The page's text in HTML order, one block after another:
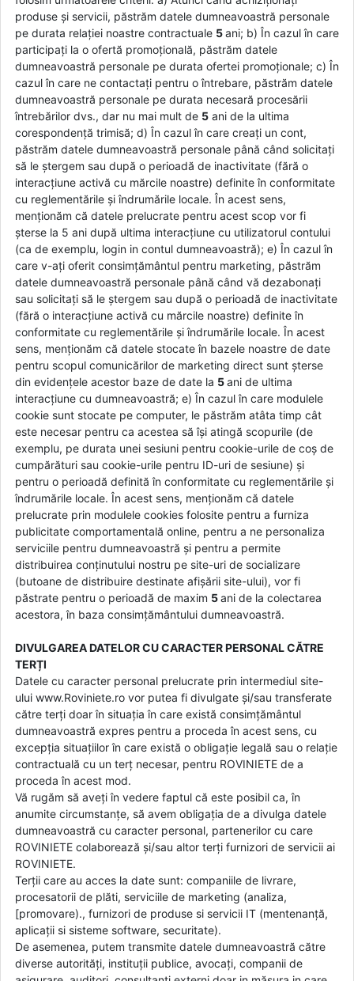
produse și servicii, păstrăm datele dumneavoastră personale
pe durata relației noastre contractuale 5ani; b) În cazul în care
participați la o ofertă promoțională, păstrăm datele
dumneavoastră personale pe durata ofertei promoționale; c) În
cazul în care ne contactați pentru o întrebare, păstrăm datele
dumneavoastră personale pe durata necesară procesării
întrebărilor dvs., dar nu mai mult de 5ani de la ultima
corespondență trimisă; d) În cazul în care creați un cont,
păstrăm datele dumneavoastră personale până când solicitați
să le ștergem sau după o perioadă de inactivitate (fără o
interacțiune activă cu mărcile noastre) definite în conformitate
cu reglementările și îndrumările locale. În acest sens,
menționăm că datele prelucrate pentru acest scop vor fi
șterse la 5 ani după ultima interacțiune cu utilizatorul contului
(ca de exemplu, login in contul dumneavoastră); e) În cazul în
care v-ați oferit consimțământul pentru marketing, păstrăm
datele dumneavoastră personale până când vă dezabonați
sau solicitați să le ștergem sau după o perioadă de inactivitate
(fără o interacțiune activă cu mărcile noastre) definite în
conformitate cu reglementările și îndrumările locale. În acest
sens, menționăm că datele stocate în bazele noastre de date
pentru scopul comunicărilor de marketing direct sunt șterse
din evidențele acestor baze de date la 5ani de ultima
interacțiune cu dumneavoastră; e) În cazul în care modulele
cookie sunt stocate pe computer, le păstrăm atâta timp cât
este necesar pentru ca acestea să își atingă scopurile (de
exemplu, pe durata unei sesiuni pentru cookie-urile de coș de
cumpărături sau cookie-urile pentru ID-uri de sesiune) și
pentru o perioadă definită în conformitate cu reglementările și
îndrumările locale. În acest sens, menționăm că datele
prelucrate prin modulele cookies folosite pentru a furniza
publicitate comportamentală online, pentru a ne personaliza
serviciile pentru dumneavoastră și pentru a permite
distribuirea conținutului nostru pe site-uri de socializare
(butoane de distribuire destinate afișării site-ului), vor fi
păstrate pentru o perioadă de maxim 5ani de la colectarea
acestora, în baza consimțământului dumneavoastră.
DIVULGAREA DATELOR CU CARACTER PERSONAL CĂTRE
TERȚI
Datele cu caracter personal prelucrate prin intermediul site-
ului www.Roviniete.ro vor putea fi divulgate și/sau transferate
către terți doar în situația în care există consimțământul
dumneavoastră expres pentru a proceda în acest sens, cu
excepția situațiilor în care există o obligație legală sau o relație
contractuală cu un terț necesar, pentru ROVINIETE de a
proceda în acest mod.
Vă rugăm să aveți în vedere faptul că este posibil ca, în
anumite circumstanțe, să avem obligația de a divulga datele
dumneavoastră cu caracter personal, partenerilor cu care
ROVINIETE colaborează și/sau altor terți furnizori de servicii ai
ROVINIETE.
Terții care au acces la date sunt: companiile de livrare,
procesatorii de plăti, serviciile de marketing (analiza,
[promovare)., furnizori de produse si servicii IT (mentenanță,
aplicații si sisteme software, securitate).
De asemenea, putem transmite datele dumneavoastră către
diverse autorități, instituții publice, avocați, companii de